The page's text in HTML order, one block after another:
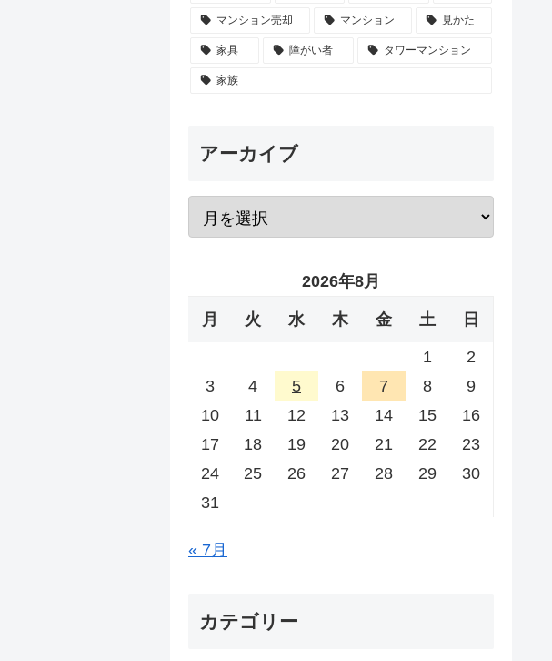
マンション売却 マンション 見かた
家具 障がい者 タワーマンション
家族
アーカイブ
2026年8月
月 火 水 木 金 土 日
1
2
3
4 5 6 7 8
9
10
11 12 13 14 15
16
17
18 19 20 21 22
23
24
25 26 27 28 29
30
31
« 7月
カテゴリー